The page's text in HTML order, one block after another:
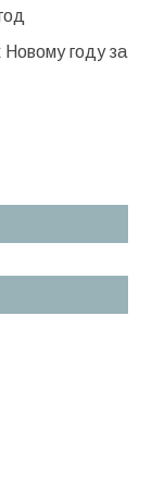
Новому году за